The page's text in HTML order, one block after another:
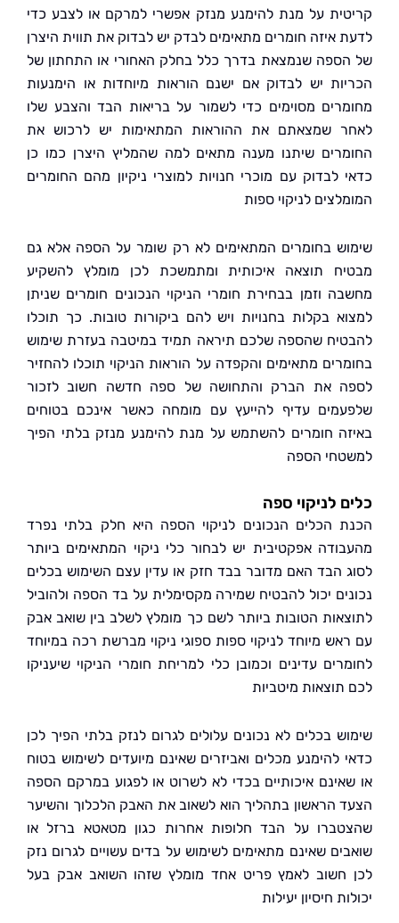
על מנת להימנע מנזק אפשרי למרקם או לצבע כדי
איזה חומרים מתאימים לבדק יש לבדוק את תווית היצרן
שנמצאת בדרך כלל בחלק האחורי או התחתון של
יש לבדוק אם ישנם הוראות מיוחדות או הימנעות
מסוימים כדי לשמור על בריאות הבד והצבע שלו
שמצאתם את ההוראות המתאימות יש לרכוש את
שיתנו מענה מתאים למה שהמליץ היצרן כמו כן
לבדוק עם מוכרי חנויות למוצרי ניקיון מהם החומרים
לניקוי ספות
בחומרים המתאימים לא רק שומר על הספה אלא גם
תוצאה איכותית ומתמשכת לכן מומלץ להשקיע
וזמן בבחירת חומרי הניקוי הנכונים חומרים שניתן
בקלות בחנויות ויש להם ביקורות טובות. כך תוכלו
שהספה שלכם תיראה תמיד במיטבה בעזרת שימוש
מתאימים והקפדה על הוראות הניקוי תוכלו להחזיר
את הברק והתחושה של ספה חדשה חשוב לזכור
עדיף להייעץ עם מומחה כאשר אינכם בטוחים
חומרים להשתמש על מנת להימנע מנזק בלתי הפיך
הספה
לניקוי ספה
הכלים הנכונים לניקוי הספה היא חלק בלתי נפרד
אפקטיבית יש לבחור כלי ניקוי המתאימים ביותר
הבד האם מדובר בבד חזק או עדין עצם השימוש בכלים
יכול להבטיח שמירה מקסימלית על בד הספה ולהוביל
הטובות ביותר לשם כך מומלץ לשלב בין שואב אבק
מיוחד לניקוי ספות ספוגי ניקוי מברשת רכה במיוחד
עדינים וכמובן כלי למריחת חומרי הניקוי שיעניקו
מיטביות
בכלים לא נכונים עלולים לגרום לנזק בלתי הפיך לכן
להימנע מכלים ואביזרים שאינם מיועדים לשימוש בטוח
איכותיים בכדי לא לשרוט או לפגוע במרקם הספה
הראשון בתהליך הוא לשאוב את האבק הלכלוך והשיער
על הבד חלופות אחרות כגון מטאטא ברזל או
שאינם מתאימים לשימוש על בדים עשויים לגרום נזק
חשוב לאמץ פריט אחד מומלץ שזהו השואב אבק בעל
חיסיון יעילות